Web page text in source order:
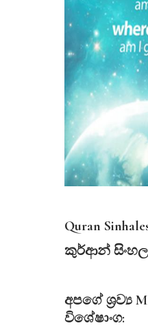
Quran
කුර්ආන් සිංහල
අපගේ ශ්‍රව්‍ය
විශේෂාංග: